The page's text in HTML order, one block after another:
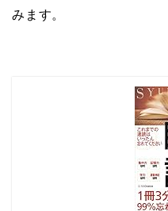
みます。